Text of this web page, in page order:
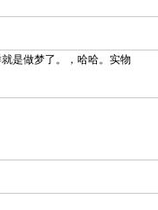
是做梦了。，哈哈。实物